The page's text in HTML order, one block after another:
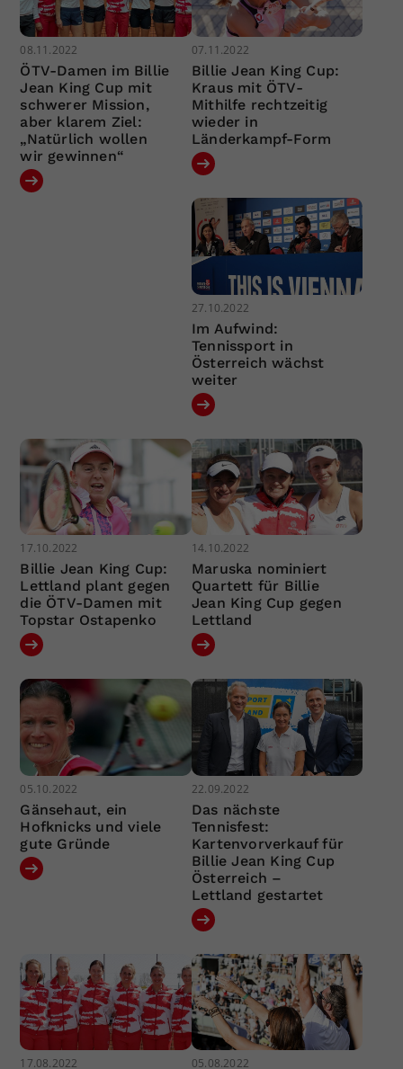
08.11.2022
ÖTV-Damen im Billie
Jean King Cup mit
schwerer Mission,
aber klarem Ziel:
„Natürlich wollen
wir gewinnen“
07.11.2022
Billie Jean King Cup:
Kraus mit ÖTV-
Mithilfe rechtzeitig
wieder in
Länderkampf-Form
27.10.2022
Im Aufwind:
Tennissport in
Österreich wächst
weiter
17.10.2022
Billie Jean King Cup:
Lettland plant gegen
die ÖTV-Damen mit
Topstar Ostapenko
14.10.2022
Maruska nominiert
Quartett für Billie
Jean King Cup gegen
Lettland
05.10.2022
Gänsehaut, ein
Hofknicks und viele
gute Gründe
22.09.2022
Das nächste
Tennisfest:
Kartenvorverkauf für
Billie Jean King Cup
Österreich –
Lettland gestartet
17.08.2022 05.08.2022